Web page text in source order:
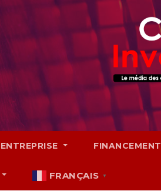
ENTREPRISE FINANCEMENT
FRANÇAIS ▼